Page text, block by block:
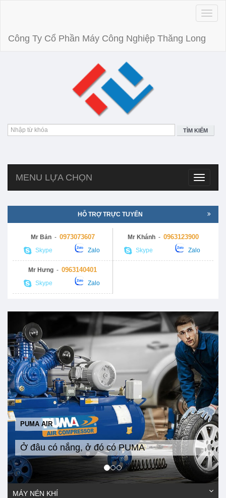
Toggle
Công Ty Cổ Phần Máy Công Nghiệp Thăng Long
TÌM KIẾM
Toggle
MENU LỰA CHỌN
HỖ TRỢ TRỰC TUYẾN
Mr Bản- 0973073607
Skype Zalo
Mr Khánh - 0963123900
Skype Zalo
Mr Hưng - 0963140401
Skype Zalo
PUMA AIR
Ở đâu có nắng, ở đó có PUMA
MÁY NÉN KHÍ